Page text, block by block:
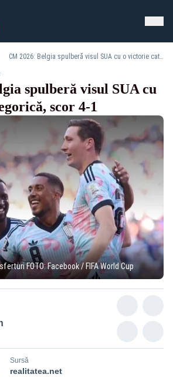
CM 2026: Belgia spulberă visul SUA cu o victorie categorică, scor 4-1
spulberă visul SUA cu
scor 4-1
FOTO: Facebook / FIFA World Cup
Sursă
realitatea.net